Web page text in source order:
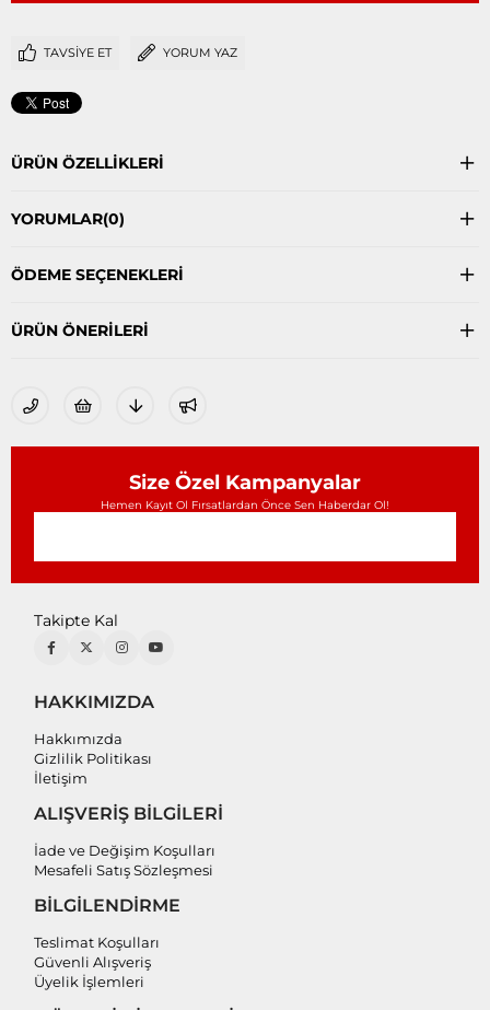
TAVSIYE ET YORUM YAZ
ÜRÜN ÖZELLIKLERI
YORUMLAR(0)
ÖDEME SEÇENEKLERI
ÜRÜN ÖNERILERI
Size Özel Kampanyalar
Hemen Kayıt Ol Fırsatlardan Önce Sen Haberdar Ol!
Takipte Kal
HAKKIMIZDA
Hakkımızda
Gizlilik Politikası
İletişim
ALIŞVERİŞ BİLGİLERİ
İade ve Değişim Koşulları
Mesafeli Satış Sözleşmesi
BİLGİLENDİRME
Teslimat Koşulları
Güvenli Alışveriş
Üyelik İşlemleri